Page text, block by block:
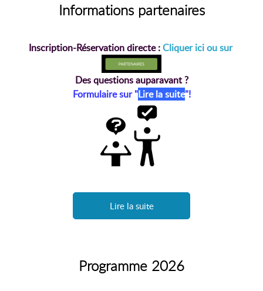
Informations partenaires
Inscription-Réservation directe :Cliquer ici ou sur
Des questions auparavant ?
Formulaire sur "Lire la suite"!
Lire la suite
Programme 2026